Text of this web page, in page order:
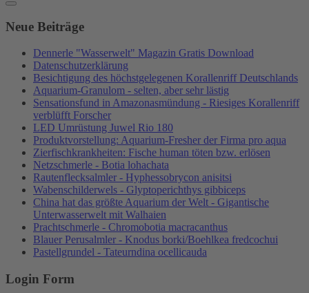
Neue Beiträge
Dennerle "Wasserwelt" Magazin Gratis Download
Datenschutzerklärung
Besichtigung des höchstgelegenen Korallenriff Deutschlands
Aquarium-Granulom - selten, aber sehr lästig
Sensationsfund in Amazonasmündung - Riesiges Korallenriff
verblüfft Forscher
LED Umrüstung Juwel Rio 180
Produktvorstellung: Aquarium-Fresher der Firma pro aqua
Zierfischkrankheiten: Fische human töten bzw. erlösen
Netzschmerle - Botia lohachata
Rautenflecksalmler - Hyphessobrycon anisitsi
Wabenschilderwels - Glyptoperichthys gibbiceps
China hat das größte Aquarium der Welt - Gigantische
Unterwasserwelt mit Walhaien
Prachtschmerle - Chromobotia macracanthus
Blauer Perusalmler - Knodus borki/Boehlkea fredcochui
Pastellgrundel - Tateurndina ocellicauda
Login Form